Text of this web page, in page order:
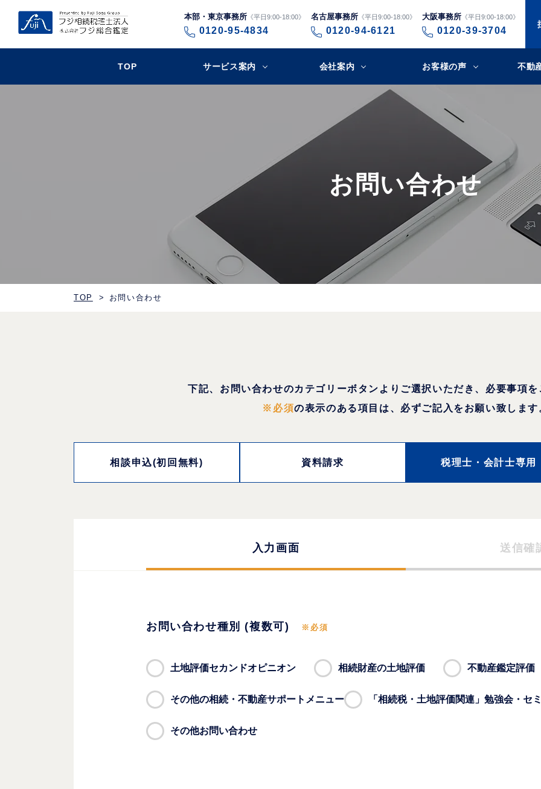
本部・東京事務所《平日9:00-18:00》
0120-95-4834
名古屋事務所《平日9:00-18:00》
0120-94-6121
大阪事務所《平日9:00-18:00》
0120-39-3704
TOP サービス案内 会社案内 お客様の声 不動
お問い合わせ
TOP お問い合わせ
下記、お問い合わせのカテゴリーボタンよりご選択いただき、必要事項
※必須の表示のある項目は、必ずご記入をお願い致します
相談申込(初回無料) 資料請求 税理士・ 会計士専用
入力画面 送信確
お問い合わせ種別 (複数可) ※必須
土地評価セカンドオピニオン 相続財産の土地評価 不動産鑑定評価
その他の相続・不動産サポートメニュー 「相続税・土地評価関連」勉強会・セ
その他お問い合わせ